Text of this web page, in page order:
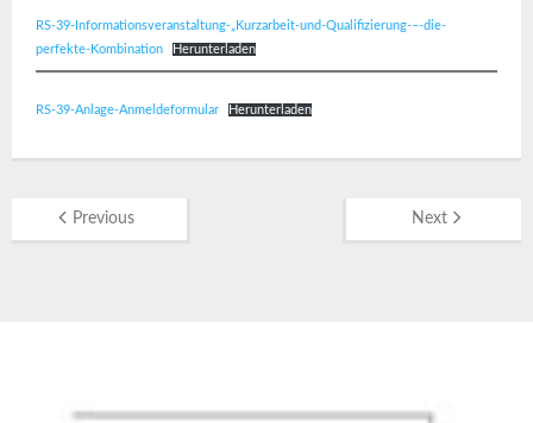
RS-39-Informationsveranstaltung-„Kurzarbeit-und-Qualifizierung-–-die-
perfekte-Kombination
Herunterladen
RS-39-Anlage-Anmeldeformular Herunterladen
Previous Next